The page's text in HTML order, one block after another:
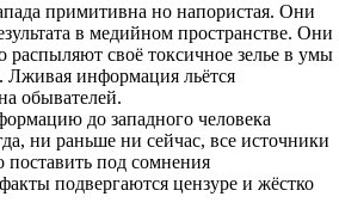
примитивна но напористая. Они
в медийном пространстве. Они
распыляют своё токсичное зелье в умы
информация льётся
обывателей.
до западного человека
ни раньше ни сейчас, все источники
под сомнения
подвергаются цензуре и жёстко